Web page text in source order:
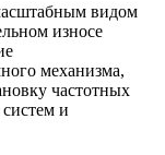
видом
износе
механизма,
частотных
и